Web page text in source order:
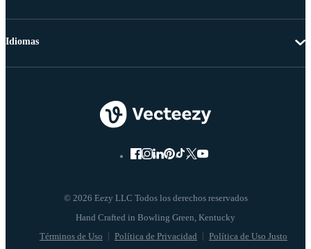
© 2026 Eezy LLC Todos los derechos reservados
Términos de Uso Política de Privacidad Política de Uso Justo
Idiomas